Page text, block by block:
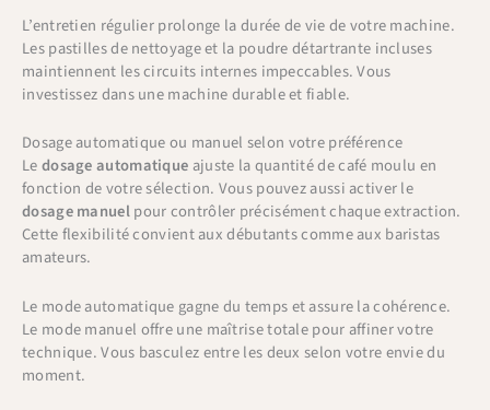
L’entretien régulier prolonge la durée de vie de votre machine.
Les pastilles de nettoyage et la poudre détartrante incluses
maintiennent les circuits internes impeccables. Vous
investissez dans une machine durable et fiable.
Dosage automatique ou manuel selon votre préférence
Ledosage automatiqueajuste la quantité de café moulu en
fonction de votre sélection. Vous pouvez aussi activer le
dosage manuelpour contrôler précisément chaque extraction.
Cette flexibilité convient aux débutants comme aux baristas
amateurs.
Le mode automatique gagne du temps et assure la cohérence.
Le mode manuel offre une maîtrise totale pour affiner votre
technique. Vous basculez entre les deux selon votre envie du
moment.